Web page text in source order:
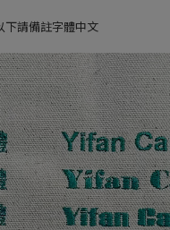
下請備註字體中文